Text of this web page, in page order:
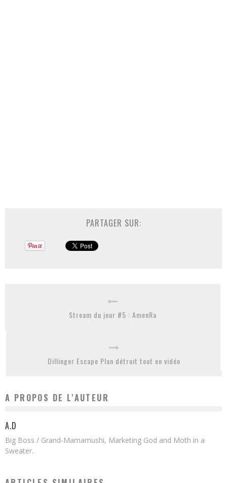
PARTAGER SUR:
Stream du jour #5 : AmenRa
Dillinger Escape Plan détruit tout en vidéo
A PROPOS DE L'AUTEUR
A.D
Big Boss / Grand-Mamamushi, Marketing God and Moth in a
Sweater.